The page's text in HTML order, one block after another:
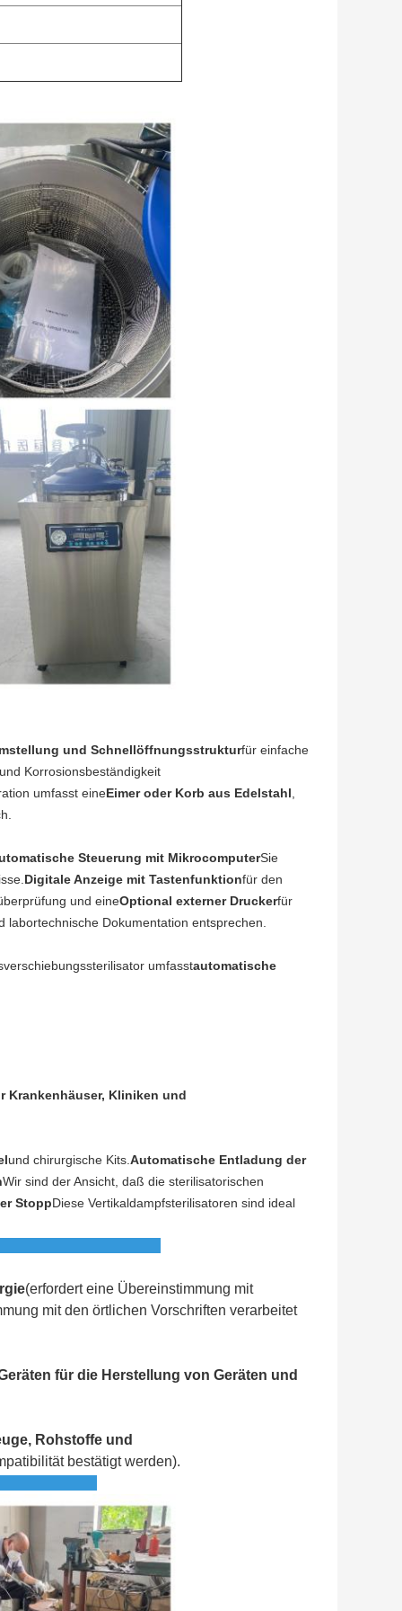
und Schnellöffnungsstrukturfür einfache
Korrosionsbeständigkeit
umfasst eineEimer oder Korb aus Edelstahl,
Steuerung mit MikrocomputerSie
Digitale Anzeige mit Tastenfunktionfür den
und eineOptional externer Druckerfür
labortechnische Dokumentation entsprechen.
umfasstautomatische
Krankenhäuser, Kliniken und
und chirurgische Kits.Automatische Entladung der
Wir sind der Ansicht, daß die sterilisatorischen
StoppDiese Vertikaldampfsterilisatoren sind ideal
(erfordert eine Übereinstimmung mit
mit den örtlichen Vorschriften verarbeitet
für die Herstellung von Geräten und
Rohstoffe und
bestätigt werden).